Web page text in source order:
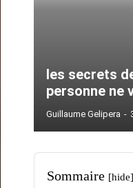
les secrets
personne ne
Guillaume Gelipera -
Sommaire [hide]